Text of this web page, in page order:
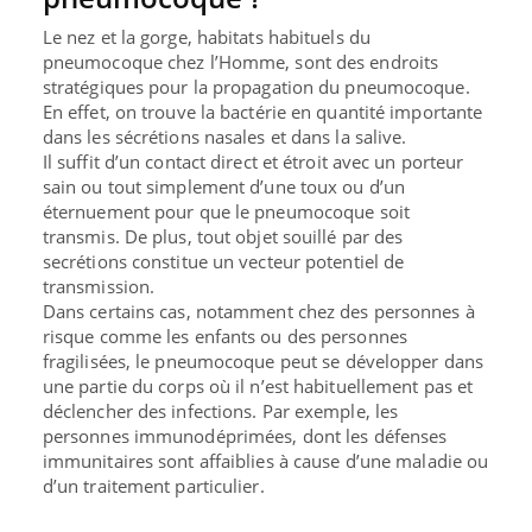
Le nez et la gorge, habitats habituels du
pneumocoque chez l’Homme, sont des endroits
stratégiques pour la propagation du pneumocoque.
En effet, on trouve la bactérie en quantité importante
dans les sécrétions nasales et dans la salive.
Il suffit d’un contact direct et étroitavec un porteur
sain ou tout simplement d’une toux ou d’un
éternuement pour que le pneumocoque soit
transmis. De plus, tout objet souillé par des
secrétionsconstitue un vecteur potentiel de
transmission.
Dans certains cas, notamment chez des personnes à
risque comme les enfants ou des personnes
fragilisées, le pneumocoque peut se développer dans
une partie du corps où il n’est habituellement pas et
déclencher des infections. Par exemple, les
personnes immunodéprimées, dont les défenses
immunitaires sont affaibliesà cause d’une maladie ou
d’un traitement particulier.